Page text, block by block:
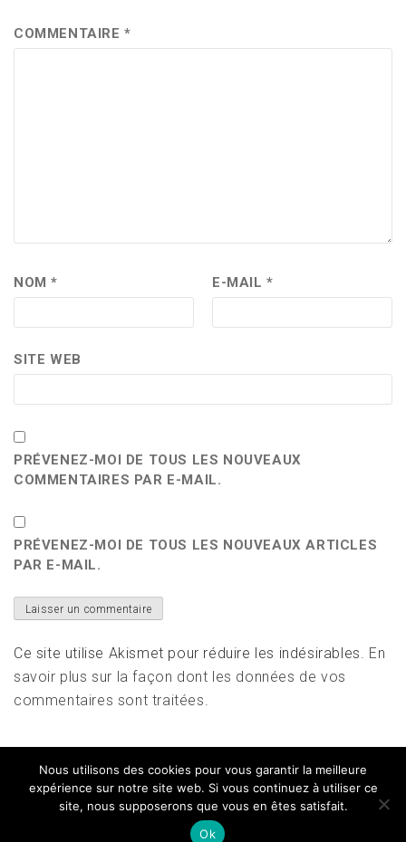
COMMENTAIRE*
NOM* E-MAIL*
SITE WEB
PRÉVENEZ-MOI DE TOUS LES NOUVEAUX
COMMENTAIRES PAR E-MAIL.
PRÉVENEZ-MOI DE TOUS LES NOUVEAUX ARTICLES
PAR E-MAIL.
Ce site utilise Akismet pour réduire les indésirables. En
savoir plus sur la façon dont les données de vos
commentaires sont traitées
Copyright All right reserved| Theme: Magazine Prime
Themeinwp
Nous utilisons des cookies pour vous garantir la meilleure
expérience sur notre site web. Si vous continuez à utiliser ce
site, nous supposerons que vous en êtes satisfait.
Ok